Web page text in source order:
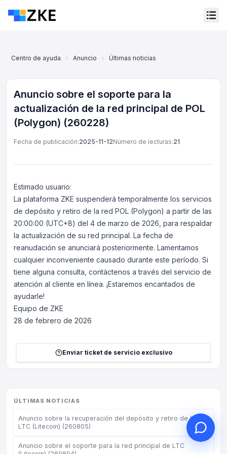
Centro de ayuda Anuncio Últimas noticias
Anuncio sobre el soporte para la
actualización de la red principal de POL
(Polygon) (260228)
Fecha de publicación:2025-11-12Número de lecturas:21
Estimado usuario:
La plataforma ZKE suspenderá temporalmente los servicios
de depósito y retiro de la red POL (Polygon) a partir de las
20:00:00 (UTC+8) del 4 de marzo de 2026, para respaldar
la actualización de su red principal. La fecha de
reanudación se anunciará posteriormente. Lamentamos
cualquier inconveniente causado durante este período. Si
tiene alguna consulta, contáctenos a través del servicio de
atención al cliente en línea. ¡Estaremos encantados de
ayudarle!
Equipo de ZKE
28 de febrero de 2026
Enviar ticket de servicio exclusivo
ÚLTIMAS NOTICIAS
Anuncio sobre la recuperación del depósito y retiro de la red
LTC (Litecoin) (260805)
Anuncio sobre el soporte para la red principal de LTC
Servicio al cliente en línea
Hola, ¿en qué puedo
Consultar estado del ticket